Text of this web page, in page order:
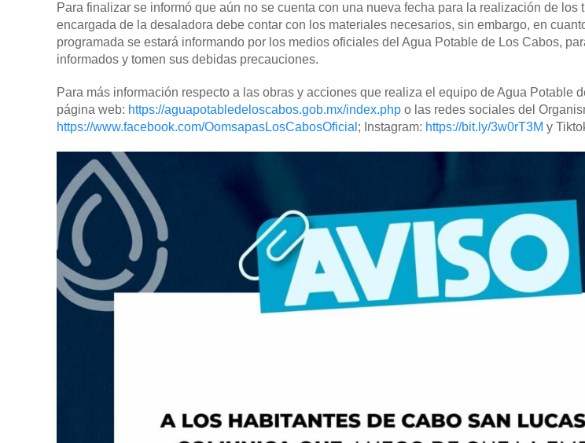
Para finalizar se informó que aún no se cuenta con una nueva fecha para la realización de los
encargada de la desaladora debe contar con los materiales necesarios, sin embargo, en
programada se estará informando por los medios oficiales del Agua Potable de Los Cabos,
informados y tomen sus debidas precauciones.
Para más información respecto a las obras y acciones que realiza el equipo de Agua Potable
página web: https://aguapotabledeloscabos.gob.mx/index.php o las redes sociales del
https://www.facebook.com/OomsapasLosCabosOficial ; Instagram: https://bit.ly/3w0rT3M y